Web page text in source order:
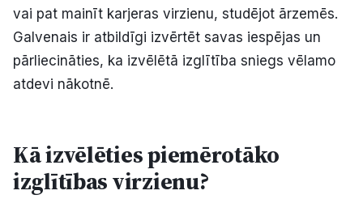
vai pat mainīt karjeras virzienu, studējot ārzemēs.
Galvenais ir atbildīgi izvērtēt savas iespējas un
pārliecināties, ka izvēlētā izglītība sniegs vēlamo
atdevi nākotnē.
Kā izvēlēties piemērotāko
izglītības virzienu?